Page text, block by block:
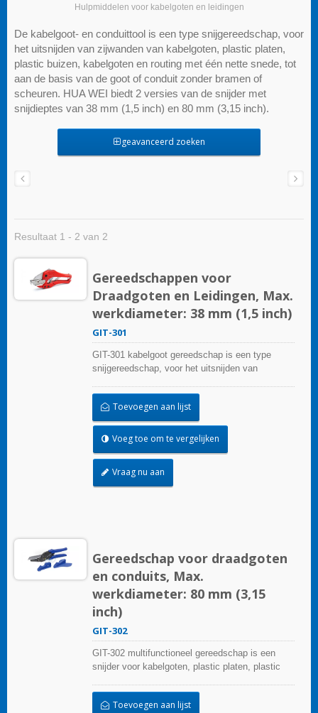
Hulpmiddelen voor kabelgoten en leidingen
De kabelgoot- en conduittool is een type snijgereedschap, voor
het uitsnijden van zijwanden van kabelgoten, plastic platen,
plastic buizen, kabelgoten en routing met één nette snede, tot
aan de basis van de goot of conduit zonder bramen of
scheuren. HUA WEI biedt 2 versies van de snijder met
snijdieptes van 38 mm (1,5 inch) en 80 mm (3,15 inch).
geavanceerd zoeken
Resultaat 1 - 2 van 2
Gereedschappen voor
Draadgoten en Leidingen, Max.
werkdiameter: 38 mm (1,5 inch)
GIT-301
GIT-301 kabelgoot gereedschap is een type
snijgereedschap, voor het uitsnijden van
buizen, kabelgoten en routing met één snede
nette snijranden, tot aan de basis van de goot of
leiding zonder bramen of scheuren.
Toevoegen aan lijst
Voeg toe om te vergelijken
Vraag nu aan
Gereedschap voor draadgoten
en conduits, Max.
werkdiameter: 80 mm (3,15
inch)
GIT-302
GIT-302 multifunctioneel gereedschap is een
snijder voor kabelgoten, plastic platen, plastic
snijranden zonder bramen of scheuren door een
enkele snede tot de basis van de buis of leiding.
Toevoegen aan lijst